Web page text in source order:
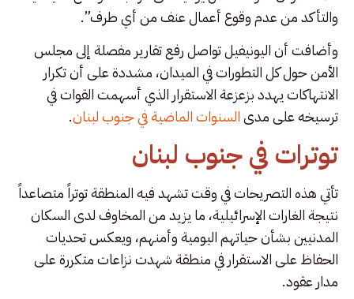
والتأكد من عدم وقوع أعمال عنف من أي طرف”.
وأضافت أن اليونيفيل تواصل رفع تقارير مفصلة إلى مجلس
الأمن حول كل التطورات في الميدان، مشددة على أن تكرار
الانتهاكات يهدد بزعزعة الاستقرار الذي أسهمت القوات في
ترسيخه على مدىالسنوات الماضية في جنوب لبنان.
توترات في جنوب لبنان
تأتي هذه التصريحات في وقت تشهد فيه المنطقة توتراً متصاعداً
نتيجة الغارات الإسرائيلية، ما يزيد من المخاوف لدى السكان
المدنيين بشأن حياتهم اليومية وأمنهم، ويعكس تحديات
الحفاظ على الاستقرار في منطقة شهدت نزاعات متكررة على
مدار عقود.